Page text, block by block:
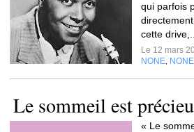
qui parfois
cette
Le 12 mars
NONE NONE
Le sommeil est
« Le